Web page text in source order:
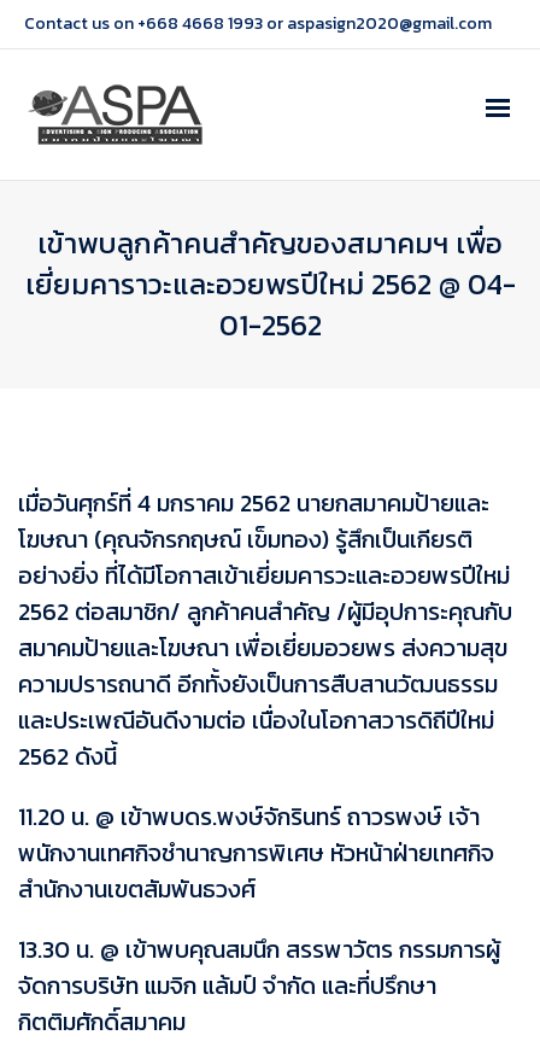
Contact us on +668 4668 1993 or aspasign2020@gmail.com
เข้าพบลูกค้าคนสำคัญของสมาคมฯ เพื่อ
เยี่ยมคาราวะและอวยพรปีใหม่ 2562 @ 04-
01-2562
เมื่อวันศุกร์ที่ 4 มกราคม 2562 นายกสมาคมป้ายและ
โฆษณา (คุณจักรกฤษณ์ เข็มทอง) รู้สึกเป็นเกียรติ
อย่างยิ่ง ที่ได้มีโอกาสเข้าเยี่ยมคารวะและอวยพรปีใหม่
2562 ต่อสมาชิก/ ลูกค้าคนสำคัญ /ผู้มีอุปการะคุณกับ
สมาคมป้ายและโฆษณา เพื่อเยี่ยมอวยพร ส่งความสุข
ความปรารถนาดี อีกทั้งยังเป็นการสืบสานวัฒนธรรม
และประเพณีอันดีงามต่อ เนื่องในโอกาสวารดิถีปีใหม่
2562 ดังนี้
11.20 น. @ เข้าพบดร.พงษ์จักรินทร์ ถาวรพงษ์ เจ้า
พนักงานเทศกิจชำนาญการพิเศษ หัวหน้าฝ่ายเทศกิจ
สำนักงานเขตสัมพันธวงศ์
13.30 น. @ เข้าพบคุณสมนึก สรรพาวัตร กรรมการผู้
จัดการบริษัท แมจิก แล้มป์ จำกัด และที่ปรึกษา
กิตติมศักดิ์สมาคม